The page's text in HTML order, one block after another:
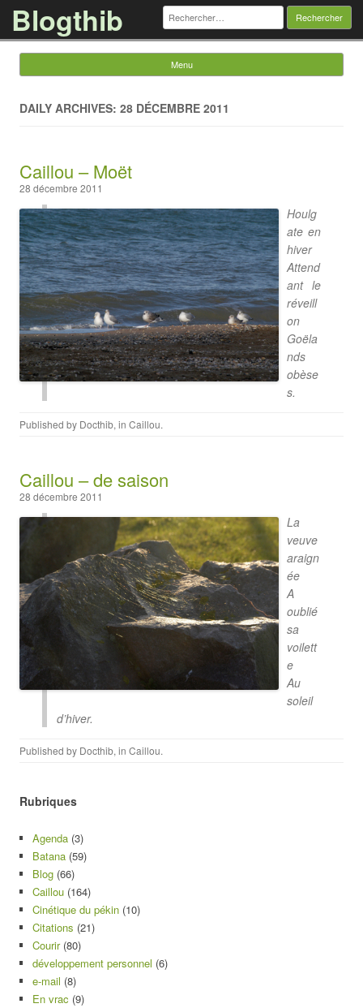
Blogthib Rechercher :
Menu
DAILY ARCHIVES: 28 DÉCEMBRE 2011
Caillou – Moët
28 décembre 2011
Houlg
ate en
hiver
Attend
ant le
réveill
on
Goëla
nds
obèse
s.
Published by Docthib, in Caillou.
Caillou – de saison
28 décembre 2011
La
veuve
araign
ée
A
oublié
sa
voilett
e
Au
soleil
d’hiver.
Published by Docthib, in Caillou.
Rubriques
Agenda (3)
Batana (59)
Blog (66)
Caillou (164)
Cinétique du pékin (10)
Citations (21)
Courir(80)
développement personnel (6)
e-mail (8)
En vrac (9)